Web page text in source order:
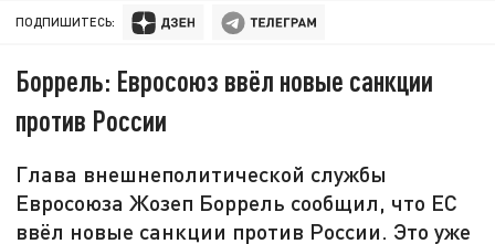
ПОДПИШИТЕСЬ:
Боррель: Евросоюз ввёл новые санкции
против России
Глава внешнеполитической службы
Евросоюза Жозеп Боррель сообщил, что ЕС
ввёл новые санкции против России. Это уже